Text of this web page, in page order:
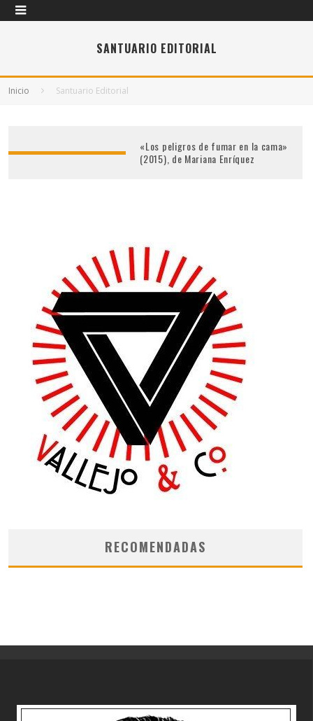
SANTUARIO EDITORIAL
Inicio Santuario Editorial
«Los peligros de fumar en la cama»
(2015), de Mariana Enríquez
RECOMENDADAS